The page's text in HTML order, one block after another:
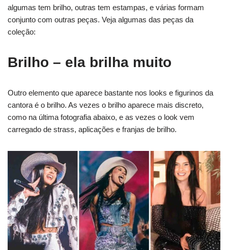
algumas tem brilho, outras tem estampas, e várias formam
conjunto com outras peças. Veja algumas das peças da
coleção:
Brilho – ela brilha muito
Outro elemento que aparece bastante nos looks e figurinos da
cantora é o brilho. As vezes o brilho aparece mais discreto,
como na última fotografia abaixo, e as vezes o look vem
carregado de strass, aplicações e franjas de brilho.